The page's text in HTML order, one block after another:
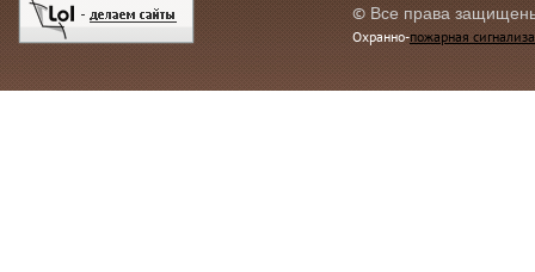
© Все права
Охранно-пожарная